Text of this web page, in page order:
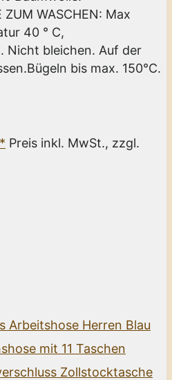
ZUM WASCHEN: Max
40 ° C,
Nicht bleichen. Auf der
bis max. 150°C.
Preis inkl. MwSt., zzgl.
Arbeitshose Herren Blau
mit 11 Taschen
Zollstocktasche